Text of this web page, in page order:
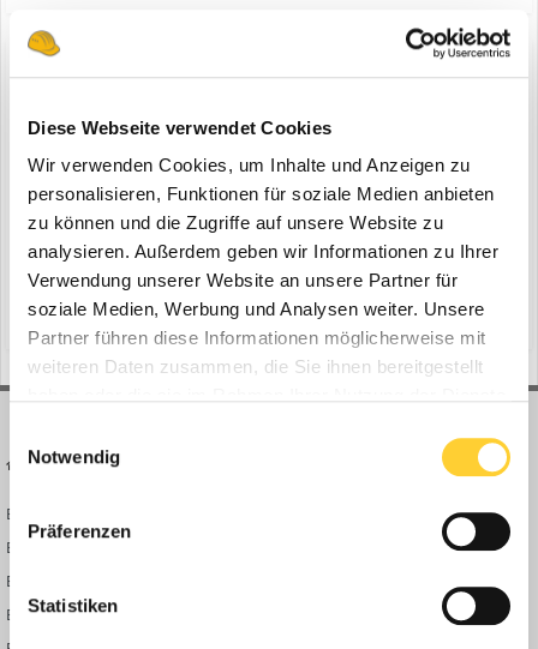
Diese Webseite verwendet Cookies
Wir verwenden Cookies, um Inhalte und Anzeigen zu
personalisieren, Funktionen für soziale Medien anbieten
zu können und die Zugriffe auf unsere Website zu
analysieren. Außerdem geben wir Informationen zu Ihrer
Verwendung unserer Website an unsere Partner für
soziale Medien, Werbung und Analysen weiter. Unsere
Partner führen diese Informationen möglicherweise mit
weiteren Daten zusammen, die Sie ihnen bereitgestellt
Notwendig
Präferenzen
Statistiken
Akku-Ladesteuerungen STIHL CM 10
Baumaschinen Industrie
Waiblingen - Morgens vor der Arbeit sicher zu wissen, dass alle
Akkus über Nacht vollständig geladen und einsatzbereit sind, ist
Grundvoraussetzung für Profis und ihre Arbeit. Diese
Verlässlichkeit bietet die neue Akku-Ladesteuerungen CM 10 von
STIHL. Die kostengünstige Plug & Play-Lösung wird über...
11. August 2025
steckdose plug & play (und 8 weitere)
BAUFORUM24
Bauforum24 News
Bauforum24 TV
BF24 Mediathek
BF24 Fotostrecken